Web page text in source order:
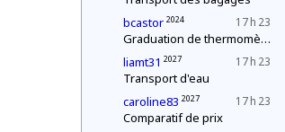
17 h 23
bcastor 2024
Graduation de thermomètres
17 h 23
liamt31 2027
Transport d'eau
17 h 23
caroline83 2027
Comparatif de prix